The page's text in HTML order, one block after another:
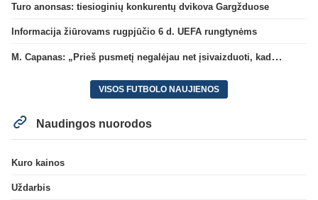
Turo anonsas: tiesioginių konkurentų dvikova Gargžduose
Informacija žiūrovams rugpjūčio 6 d. UEFA rungtynėms
M. Capanas: „Prieš pusmetį negalėjau net įsivaizduoti, kad žaisime prieš „Hajduk“
VISOS FUTBOLO NAUJIENOS
Naudingos nuorodos
Kuro kainos
Uždarbis